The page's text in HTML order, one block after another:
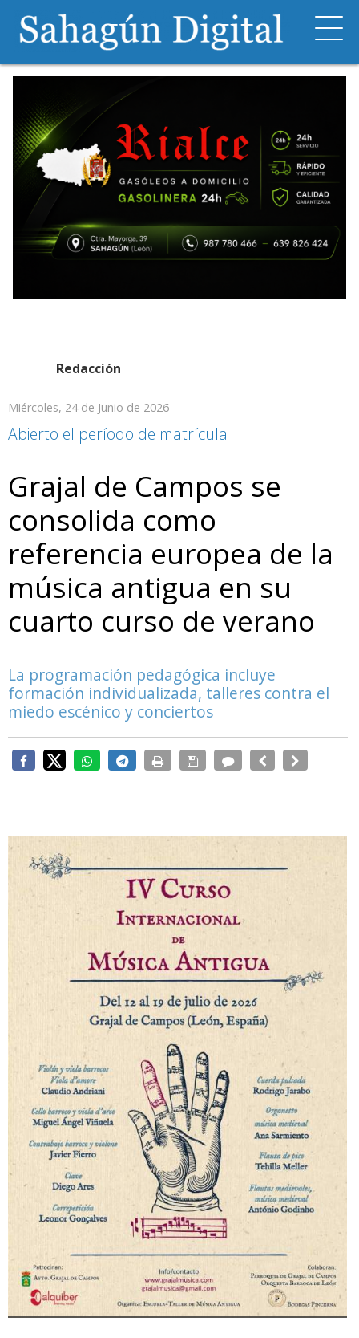
Redacción
Miércoles, 24 de Junio de 2026
Abierto el período de matrícula
Grajal de Campos se
consolida como
referencia europea de la
música antigua en su
cuarto curso de verano
La programación pedagógica incluye
formación individualizada, talleres contra el
miedo escénico y conciertos